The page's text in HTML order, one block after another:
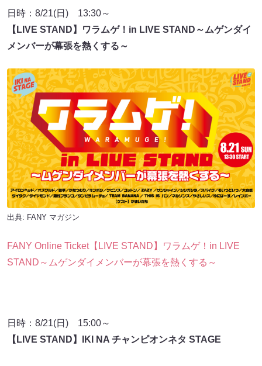
日時：8/21(日) 13:30～
【LIVE STAND】ワラムゲ！in LIVE STAND～ムゲンダイ
メンバーが幕張を熱くする～
出典: FANY マガジン
FANY Online Ticket【LIVE STAND】ワラムゲ！in LIVE
STAND～ムゲンダイメンバーが幕張を熱くする～
日時：8/21(日) 15:00～
【LIVE STAND】IKI NA チャンピオンネタ STAGE